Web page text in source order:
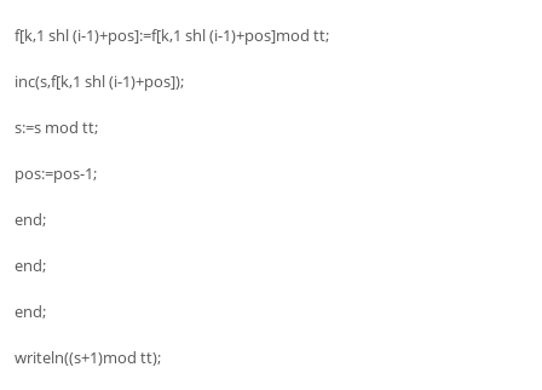
f[k,1 shl (i-1)+pos]:=f[k,1 shl (i-1)+pos]mod tt;
inc(s,f[k,1 shl (i-1)+pos]);
s:=s mod tt;
pos:=pos-1;
end;
end;
end;
writeln((s+1)mod tt);